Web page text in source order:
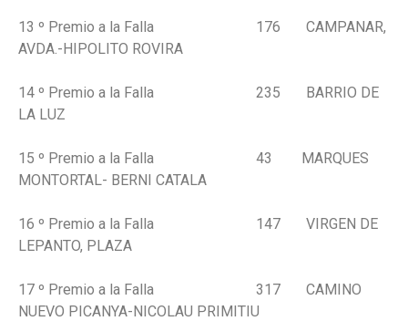
13 º Premio a la Falla 176 CAMPANAR,
AVDA.-HIPOLITO ROVIRA
14 º Premio a la Falla 235 BARRIO DE
LA LUZ
15 º Premio a la Falla 43 MARQUES
MONTORTAL- BERNI CATALA
16 º Premio a la Falla 147 VIRGEN DE
LEPANTO, PLAZA
17 º Premio a la Falla 317 CAMINO
NUEVO PICANYA-NICOLAU PRIMITIU